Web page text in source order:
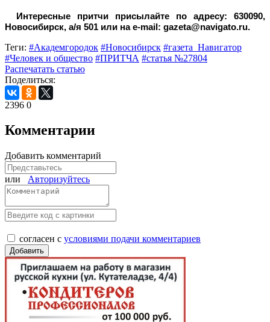
Интересные притчи присылайте по адресу: 630090,
Новосибирск, а/я 501 или наe-mail: gazeta@navigato.ru.
Теги: #Академгородок #Новосибирск #газета_Навигатор
#Человек и общество #ПРИТЧА #статья №27804
Распечатать статью
Поделиться:
2396 0
Комментарии
Добавить комментарий
или Авторизуйтесь
согласен с условиями подачи комментариев